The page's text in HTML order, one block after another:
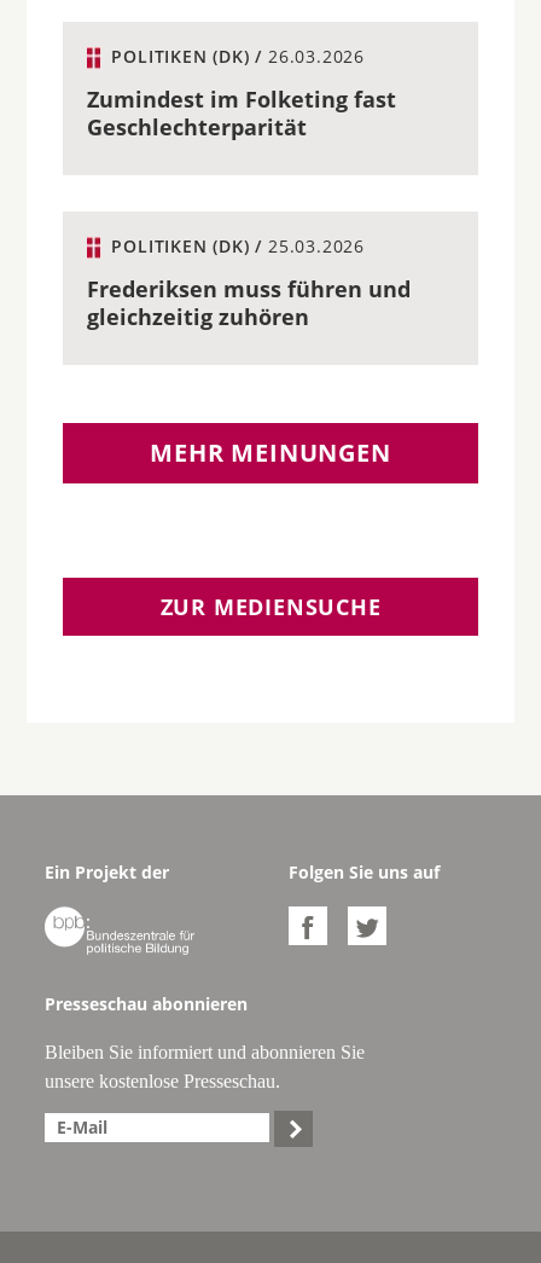
POLITIKEN (DK) / 26.03.2026
Zumindest im Folketing fast
Geschlechterparität
POLITIKEN (DK) / 25.03.2026
Frederiksen muss führen und
gleichzeitig zuhören
MEHR MEINUNGEN
ZUR MEDIENSUCHE
Ein Projekt der

Folgen Sie uns auf
 
Presseschau abonnieren
Bleiben Sie informiert und abonnieren Sie
unsere kostenlose Presseschau.
